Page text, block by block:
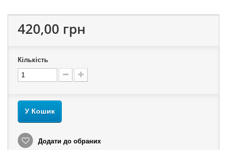
420,00 грн
Кількість
У Кошик
Додати до обраних